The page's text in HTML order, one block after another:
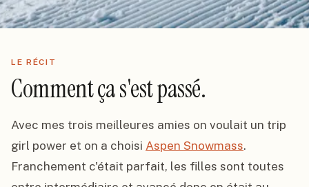
LE RÉCIT
Comment ça s'est passé.
Avec mes trois meilleures amies on voulait un trip
girl power et on a choisi Aspen Snowmass.
Franchement c'était parfait, les filles sont toutes